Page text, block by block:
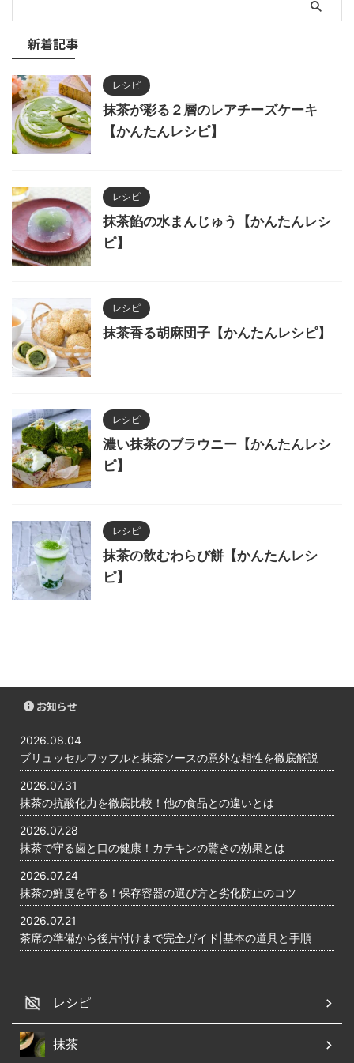
新着記事
レシピ
抹茶が彩る２層のレアチーズケーキ
【かんたんレシピ】
レシピ
抹茶餡の水まんじゅう【かんたんレシ
ピ】
レシピ
抹茶香る胡麻団子【かんたんレシピ】
レシピ
濃い抹茶のブラウニー【かんたんレシ
ピ】
レシピ
抹茶の飲むわらび餅【かんたんレシ
ピ】
お知らせ
2026.08.04
ブリュッセルワッフルと抹茶ソースの意外な相性を徹底解説
2026.07.31
抹茶の抗酸化力を徹底比較！他の食品との違いとは
2026.07.28
抹茶で守る歯と口の健康！カテキンの驚きの効果とは
2026.07.24
抹茶の鮮度を守る！保存容器の選び方と劣化防止のコツ
2026.07.21
茶席の準備から後片付けまで完全ガイド|基本の道具と手順
レシピ
抹茶